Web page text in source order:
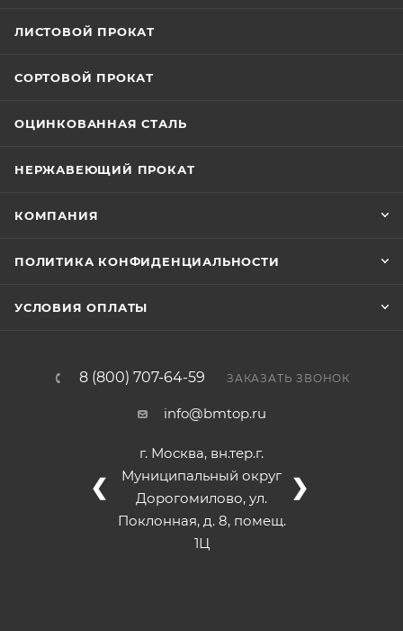
ЛИСТОВОЙ ПРОКАТ
СОРТОВОЙ ПРОКАТ
ОЦИНКОВАННАЯ СТАЛЬ
НЕРЖАВЕЮЩИЙ ПРОКАТ
КОМПАНИЯ
ПОЛИТИКА КОНФИДЕНЦИАЛЬНОСТИ
УСЛОВИЯ ОПЛАТЫ
8 (800) 707-64-59 ЗАКАЗАТЬ ЗВОНОК
info@bmtop.ru
г. Москва, вн.тер.г.
Муниципальный округ
Дорогомилово, ул.
Поклонная, д. 8, помещ.
1Ц
❮ ❯